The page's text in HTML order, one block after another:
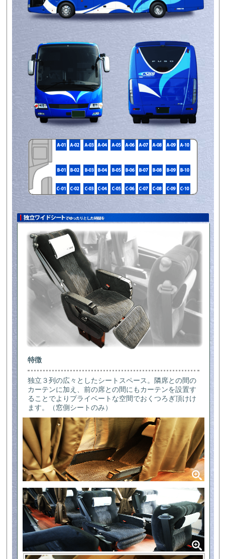
特徴
独立３列の広々としたシートスペース。隣席との間の
カーテンに加え、前の席との間にもカーテンを設置す
ることでよりプライベートな空間でおくつろぎ頂けけ
ます。（窓側シートのみ）